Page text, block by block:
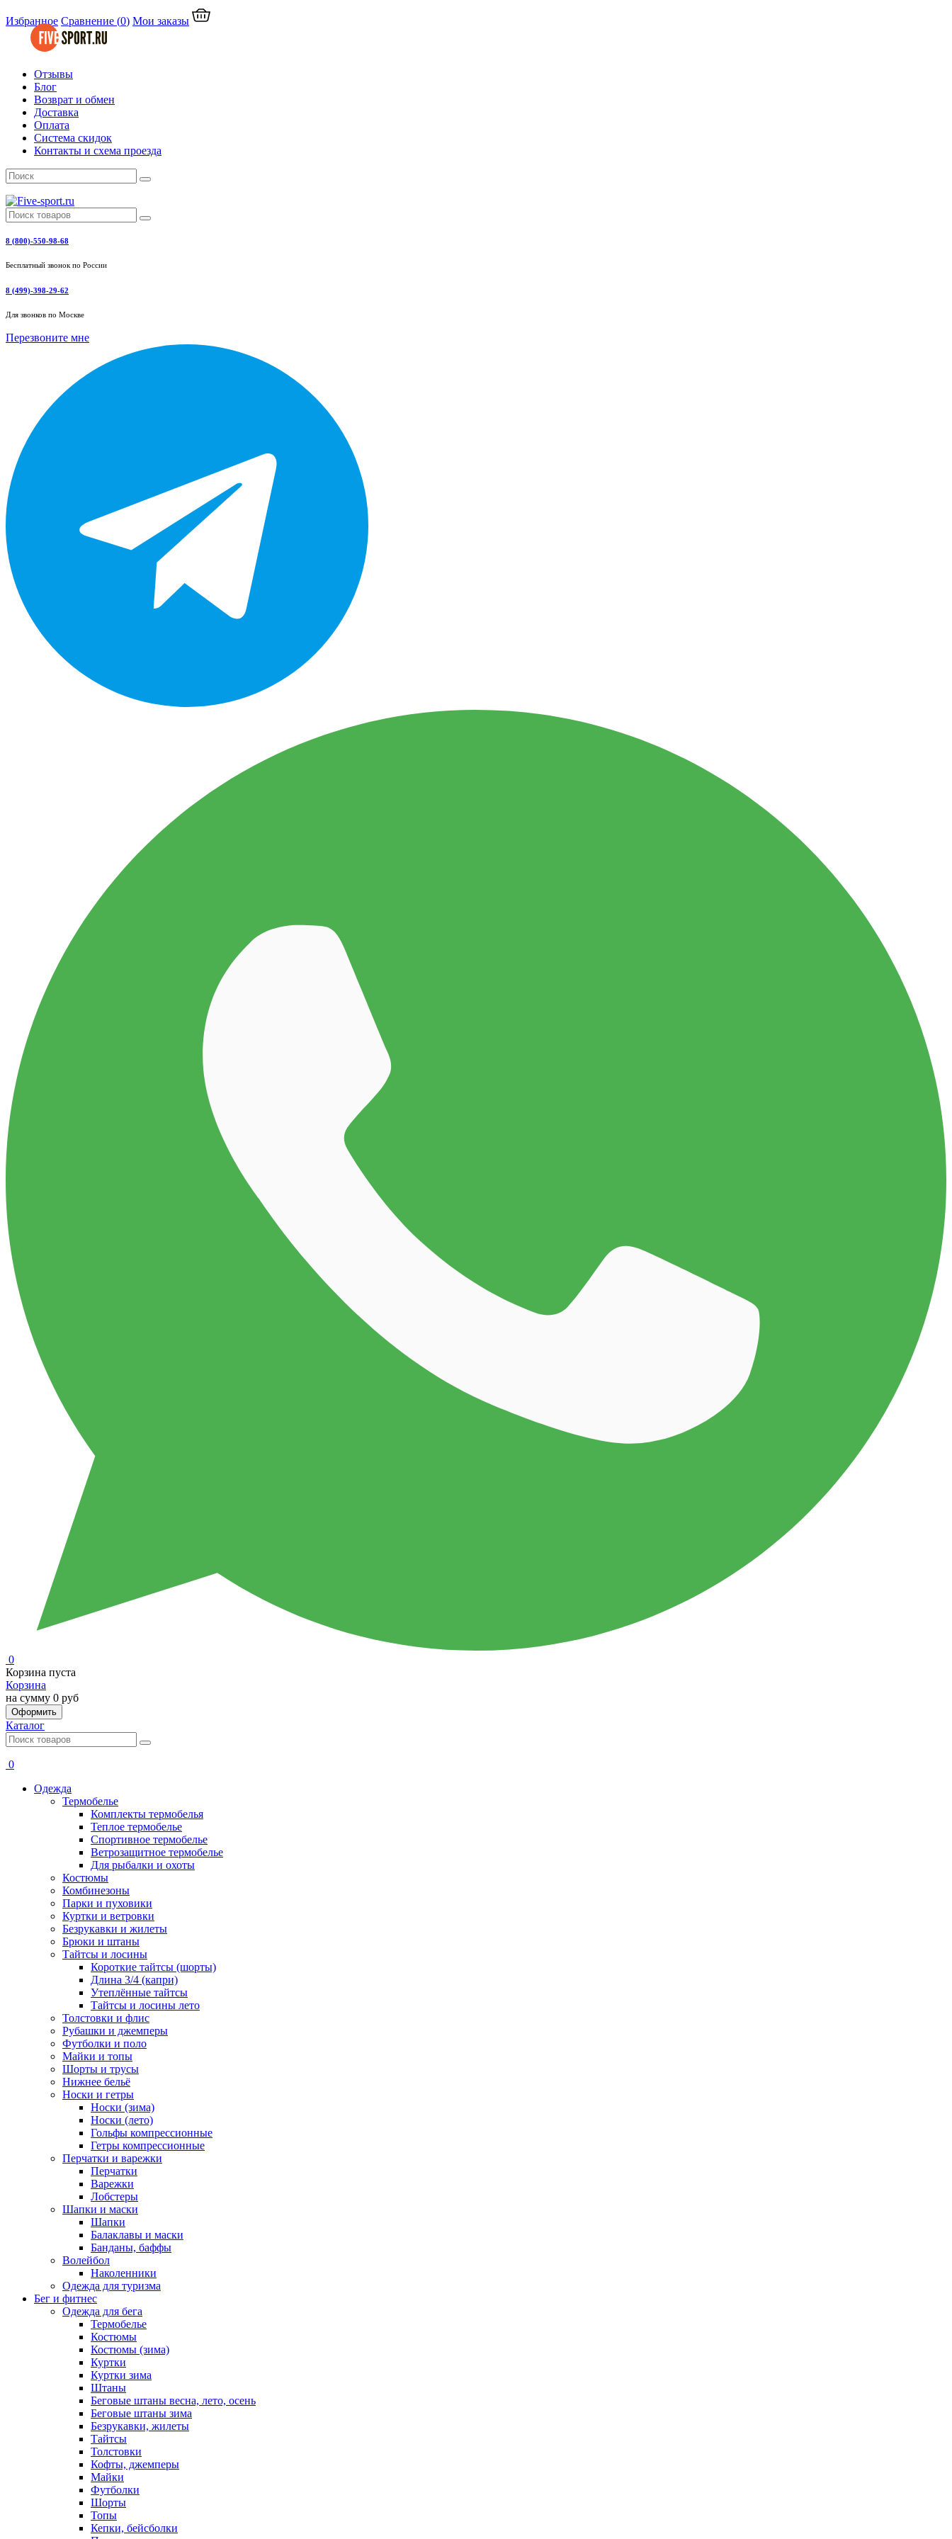
Избранное Сравнение (0) Мои заказы
Отзывы
Блог
Возврат и обмен
Доставка
Оплата
Система скидок
Контакты и схема проезда
8 (800)-550-98-68
Бесплатный звонок по России
8 (499)-398-29-62
Для звонков по Москве
Перезвоните мне
0
Корзина пуста
Корзина
на сумму 0 руб
Оформить
Каталог
0
Одежда
Термобелье
Комплекты термобелья
Теплое термобелье
Спортивное термобелье
Ветрозащитное термобелье
Для рыбалки и охоты
Костюмы
Комбинезоны
Парки и пуховики
Куртки и ветровки
Безрукавки и жилеты
Брюки и штаны
Тайтсы и лосины
Короткие тайтсы (шорты)
Длина 3/4 (капри)
Утеплённые тайтсы
Тайтсы и лосины лето
Толстовки и флис
Рубашки и джемперы
Футболки и поло
Майки и топы
Шорты и трусы
Нижнее бельё
Носки и гетры
Носки (зима)
Носки (лето)
Гольфы компрессионные
Гетры компрессионные
Перчатки и варежки
Перчатки
Варежки
Лобстеры
Шапки и маски
Шапки
Балаклавы и маски
Банданы, баффы
Волейбол
Наколенники
Одежда для туризма
Бег и фитнес
Одежда для бега
Термобелье
Костюмы
Костюмы (зима)
Куртки
Куртки зима
Штаны
Беговые штаны весна, лето, осень
Беговые штаны зима
Безрукавки, жилеты
Тайтсы
Толстовки
Кофты, джемперы
Майки
Футболки
Шорты
Топы
Кепки, бейсболки